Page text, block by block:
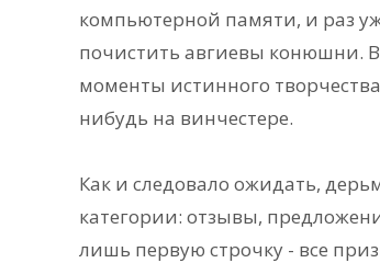
компьютерной памяти, и раз
почистить авгиевы конюшни.
моменты истинного
нибудь на винчестере.
Как и следовало ожидать,
категории: отзывы,
лишь первую строчку - все